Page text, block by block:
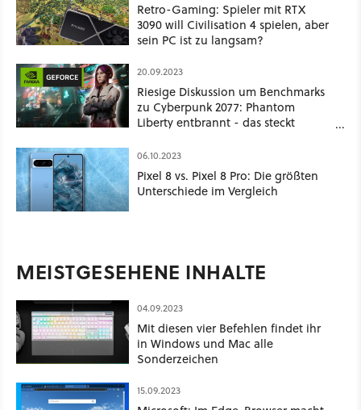
Retro-Gaming: Spieler mit RTX
3090 will Civilisation 4 spielen, aber
sein PC ist zu langsam?
20.09.2023
Riesige Diskussion um Benchmarks
zu Cyberpunk 2077: Phantom
Liberty entbrannt - das steckt
06.10.2023
Pixel 8 vs. Pixel 8 Pro: Die größten
Unterschiede im Vergleich
MEISTGESEHENE INHALTE
04.09.2023
Mit diesen vier Befehlen findet ihr
in Windows und Mac alle
Sonderzeichen
15.09.2023